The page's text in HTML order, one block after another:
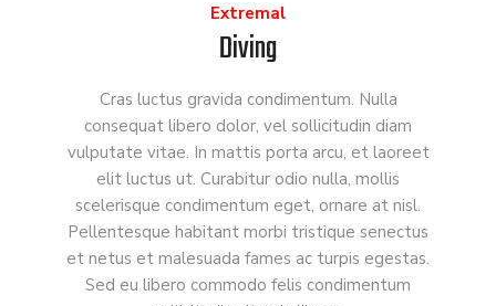
Extremal
Diving
Cras luctus gravida condimentum. Nulla
consequat libero dolor, vel sollicitudin diam
vulputate vitae. In mattis porta arcu, et laoreet
elit luctus ut. Curabitur odio nulla, mollis
scelerisque condimentum eget, ornare at nisl.
Pellentesque habitant morbi tristique senectus
et netus et malesuada fames ac turpis egestas.
Sed eu libero commodo felis condimentum